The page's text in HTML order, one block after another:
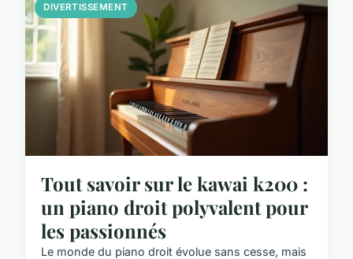
DIVERTISSEMENT
Tout savoir sur le kawai k200 :
un piano droit polyvalent pour
les passionnés
Le monde du piano droit évolue sans cesse, mais